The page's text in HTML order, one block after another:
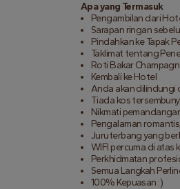
Apa yang Termasuk
Pengambilan dari
Sarapan ringan
Pindahkan ke Tapak
Taklimat tentang
Roti Bakar
Kembali ke Hotel
Anda akan dilindungi
Tiada kos
Nikmati
Pengalaman
Juruterbang yang
WIFI percuma di atas
Perkhidmatan
Semua Langkah
100% Kepuasan :)